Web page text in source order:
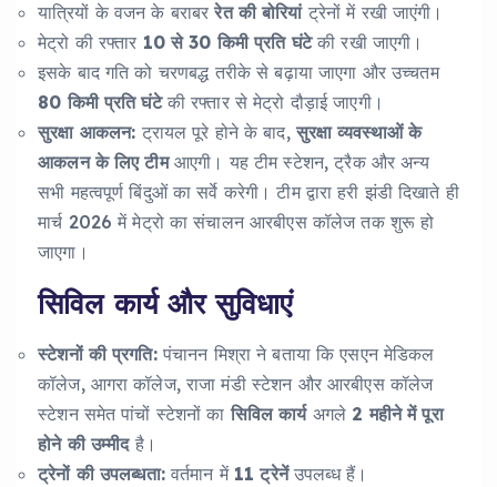
यात्रियों के वजन के बराबररेत की बोरियांट्रेनों में रखी जाएंगी।
मेट्रो की रफ्तार 10 से 30 किमी प्रति घंटेकी रखी जाएगी।
इसके बाद गति को चरणबद्ध तरीके से बढ़ाया जाएगा और उच्चतम
80 किमी प्रति घंटेकी रफ्तार से मेट्रो दौड़ाई जाएगी।
सुरक्षा आकलन: ट्रायल पूरे होने के बाद,सुरक्षा व्यवस्थाओं के
आकलन के लिए टीमआएगी। यह टीम स्टेशन, ट्रैक और अन्य
सभी महत्वपूर्ण बिंदुओं का सर्वे करेगी। टीम द्वारा हरी झंडी दिखाते ही
मार्च 2026 में मेट्रो का संचालन आरबीएस कॉलेज तक शुरू हो
जाएगा।
सिविल कार्य और सुविधाएं
स्टेशनों की प्रगति:पंचानन मिश्रा ने बताया कि एसएन मेडिकल
कॉलेज, आगरा कॉलेज, राजा मंडी स्टेशन और आरबीएस कॉलेज
स्टेशन समेत पांचों स्टेशनों कासिविल कार्यअगले 2 महीने में पूरा
होने की उम्मीदहै।
ट्रेनों की उपलब्धता:वर्तमान में 11 ट्रेनेंउपलब्ध हैं।